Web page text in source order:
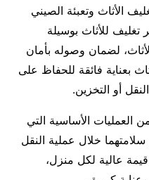
الأثاث وتعبئة الصيني
تغليف للأثاث بوسيلة
لضمان وصوله بأمان
بعناية فائقة للحفاظ على
أو التخزين.
العمليات الأساسية التي
خلال عملية النقل
قيمة عالية لكل منزل،